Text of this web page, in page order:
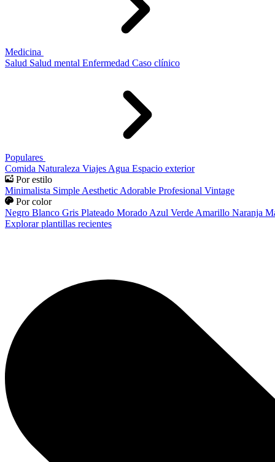
Medicina
Salud Salud mental Enfermedad Caso clínico
Populares
Comida Naturaleza Viajes Agua Espacio exterior
Por estilo
Minimalista Simple Aesthetic Adorable Profesional Vintage
Por color
Negro Blanco Gris Plateado Morado Azul Verde Amarillo Naranja
Explorar plantillas recientes